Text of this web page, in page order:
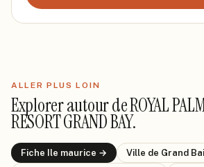
ALLER PLUS LOIN
Explorer autour deROYAL
RESORT GRAND BAY.
Fiche Ile maurice → Ville de Grand